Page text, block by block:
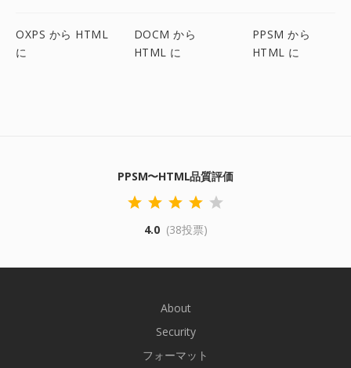
OXPS から HTML
に
DOCM から
HTML に
PPSM から
HTML に
PPSM〜HTML品質評価
4.0 (38投票)
About
Security
フォーマット